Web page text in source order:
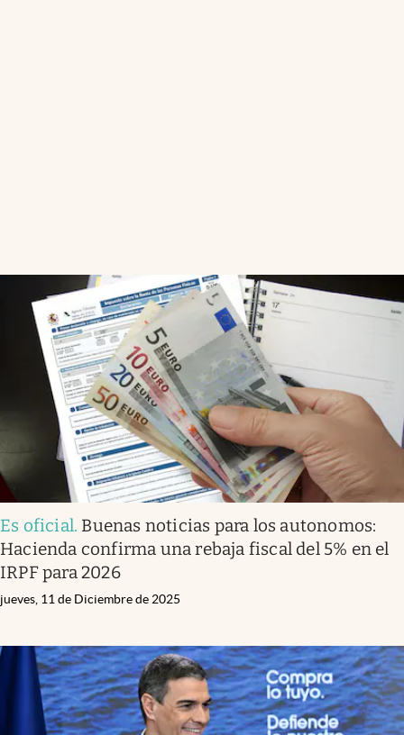
Es oficial. Buenas noticias para los autonomos:
Hacienda confirma una rebaja fiscal del 5% en el
IRPF para 2026
jueves, 11 de Diciembre de 2025